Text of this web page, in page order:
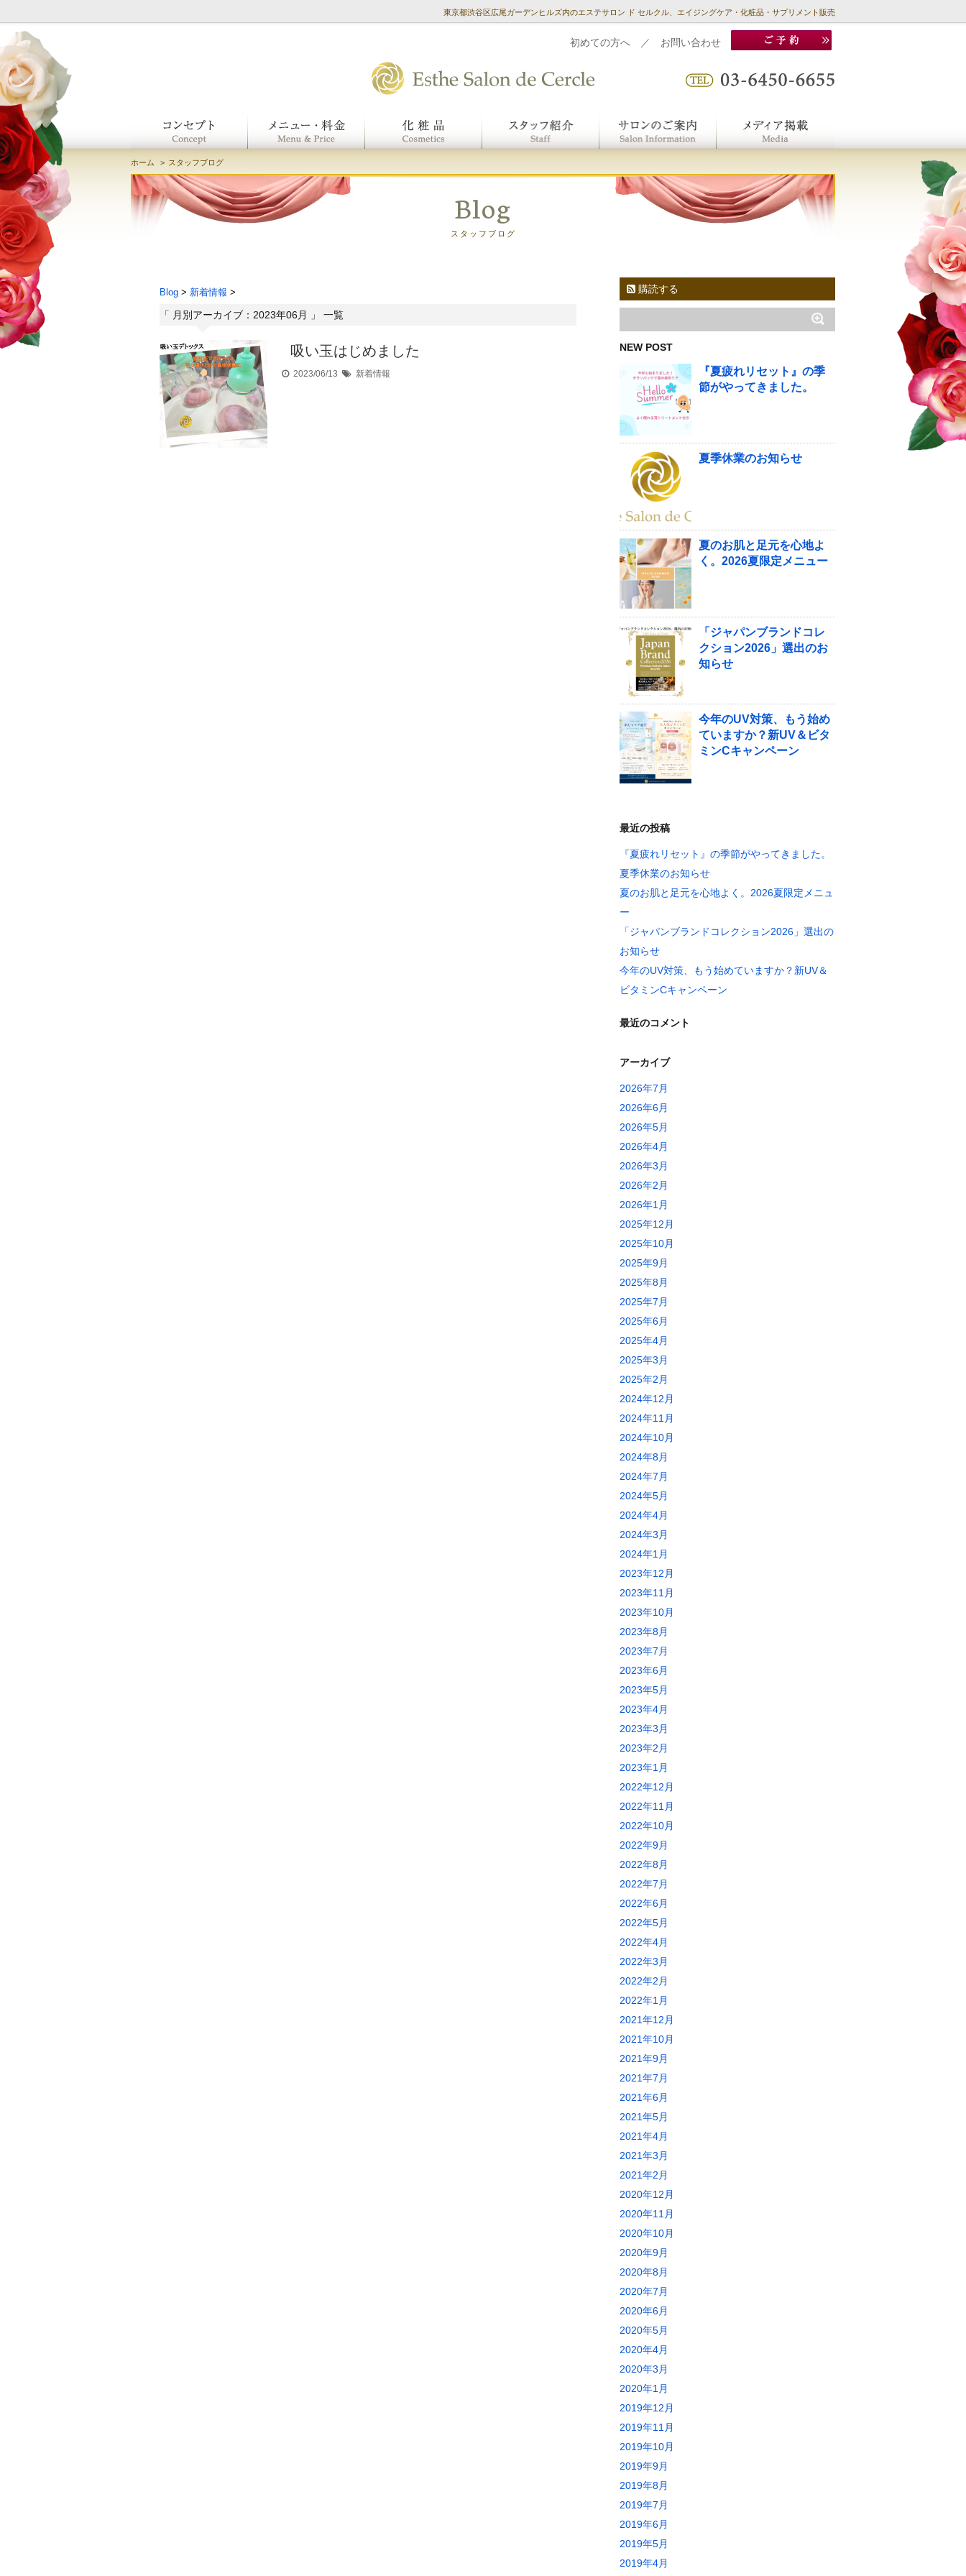
東京都渋谷区広尾ガーデンヒルズ内のエステサロン ド セルクル、エイジングケア・化粧品・サプリメント販売
初めての方へ ／ お問い合わせ
ホーム スタッフブログ
Blog
スタッフブログ
Blog > 新着情報 >
「 月別アーカイブ：2023年06月 」 一覧
吸い玉はじめました
2023/06/13 新着情報
購読する
NEW POST
『夏疲れリセット』の季
節がやってきました。
夏季休業のお知らせ
夏のお肌と足元を心地よ
く。2026夏限定メニュー
「ジャパンブランドコレ
クション2026」選出のお
知らせ
今年のUV対策、もう始め
ていますか？新UV＆ビタ
ミンCキャンペーン
最近の投稿
『夏疲れリセット』の季節がやってきました。
夏季休業のお知らせ
夏のお肌と足元を心地よく。2026夏限定メニュ
ー
「ジャパンブランドコレクション2026」選出の
お知らせ
今年のUV対策、もう始めていますか？新UV＆
ビタミンCキャンペーン
最近のコメント
アーカイブ
2026年7月
2026年6月
2026年5月
2026年4月
2026年3月
2026年2月
2026年1月
2025年12月
2025年10月
2025年9月
2025年8月
2025年7月
2025年6月
2025年4月
2025年3月
2025年2月
2024年12月
2024年11月
2024年10月
2024年8月
2024年7月
2024年5月
2024年4月
2024年3月
2024年1月
2023年12月
2023年11月
2023年10月
2023年8月
2023年7月
2023年6月
2023年5月
2023年4月
2023年3月
2023年2月
2023年1月
2022年12月
2022年11月
2022年10月
2022年9月
2022年8月
2022年7月
2022年6月
2022年5月
2022年4月
2022年3月
2022年2月
2022年1月
2021年12月
2021年10月
2021年9月
2021年7月
2021年6月
2021年5月
2021年4月
2021年3月
2021年2月
2020年12月
2020年11月
2020年10月
2020年9月
2020年8月
2020年7月
2020年6月
2020年5月
2020年4月
2020年3月
2020年1月
2019年12月
2019年11月
2019年10月
2019年9月
2019年8月
2019年7月
2019年6月
2019年5月
2019年4月